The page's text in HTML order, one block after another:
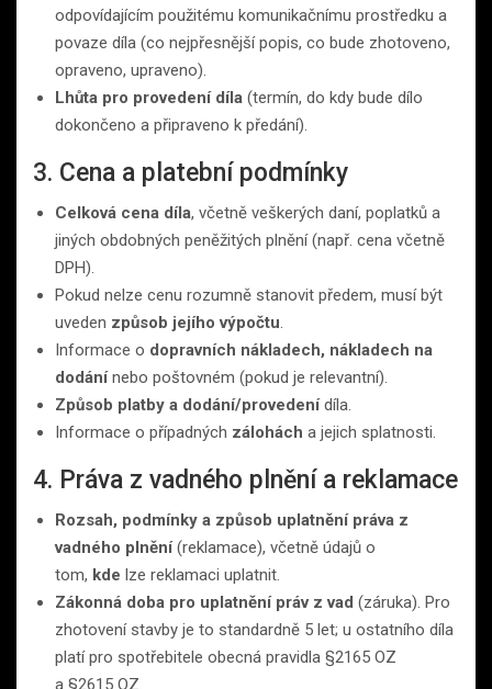
odpovídajícím použitému komunikačnímu prostředku a
povaze díla (co nejpřesnější popis, co bude zhotoveno,
opraveno, upraveno).
Lhůta pro provedení díla (termín, do kdy bude dílo
dokončeno a připraveno k předání).
3. Cena a platební podmínky
Celková cena díla, včetně veškerých daní, poplatků a
jiných obdobných peněžitých plnění (např. cena včetně
DPH).
Pokud nelze cenu rozumně stanovit předem, musí být
uveden způsob jejího výpočtu.
Informace o dopravních nákladech, nákladech na
dodánínebo poštovném (pokud je relevantní).
Způsob platby a dodání/provedenídíla.
Informace o případných zálohách a jejich splatnosti.
4. Práva z vadného plnění a reklamace
Rozsah, podmínky a způsob uplatnění práva z
vadného plnění(reklamace), včetně údajů o
tom, kde lze reklamaci uplatnit.
Zákonná doba pro uplatnění práv z vad (záruka). Pro
zhotovení stavby je to standardně 5 let; u ostatního díla
platí pro spotřebitele obecná pravidla §2165 OZ
a §2615 OZ.